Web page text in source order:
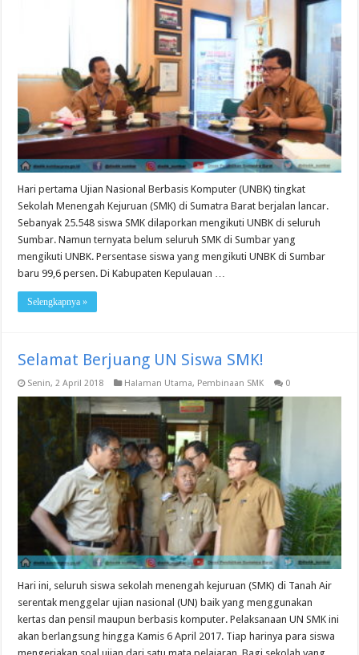
Hari pertama Ujian Nasional Berbasis Komputer (UNBK) tingkat
Sekolah Menengah Kejuruan (SMK) di Sumatra Barat berjalan lancar.
Sebanyak 25.548 siswa SMK dilaporkan mengikuti UNBK di seluruh
Sumbar. Namun ternyata belum seluruh SMK di Sumbar yang
mengikuti UNBK. Persentase siswa yang mengikuti UNBK di Sumbar
baru 99,6 persen. Di Kabupaten Kepulauan …
Selengkapnya »
Selamat Berjuang UN Siswa SMK!
Senin, 2 April 2018 Halaman Utama, Pembinaan SMK 0
Hari ini, seluruh siswa sekolah menengah kejuruan (SMK) di Tanah Air
serentak menggelar ujian nasional (UN) baik yang menggunakan
kertas dan pensil maupun berbasis komputer. Pelaksanaan UN SMK ini
akan berlangsung hingga Kamis 6 April 2017. Tiap harinya para siswa